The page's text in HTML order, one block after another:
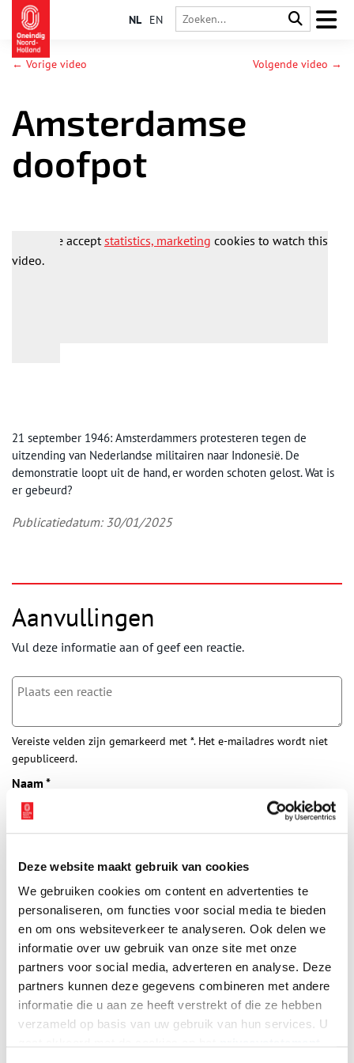
Deze website maakt gebruik van cookies
We gebruiken cookies om content en advertenties te
personaliseren, om functies voor social media te bieden
en om ons websiteverkeer te analyseren. Ook delen we
informatie over uw gebruik van onze site met onze
partners voor social media, adverteren en analyse. Deze
partners kunnen deze gegevens combineren met andere
informatie die u aan ze heeft verstrekt of die ze hebben
verzameld op basis van uw gebruik van hun services. U
NL EN
← Vorige video Volgende video →
Amsterdamse
doofpot
Please acceptstatistics, marketing cookies to watch this
video.
21 september 1946: Amsterdammers protesteren tegen de
uitzending van Nederlandse militairen naar Indonesië. De
demonstratie loopt uit de hand, er worden schoten gelost. Wat is
er gebeurd?
Publicatiedatum: 30/01/2025
Aanvullingen
Vul deze informatie aan of geef een reactie.
Vereiste velden zijn gemarkeerd met *. Het e-mailadres wordt niet
gepubliceerd.
Naam*
Vink dit aan als u op de hoogte gehouden wil worden.
Bekijk meer video's